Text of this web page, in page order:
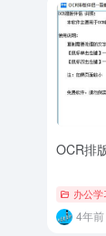
OCR排
办公学
4年前